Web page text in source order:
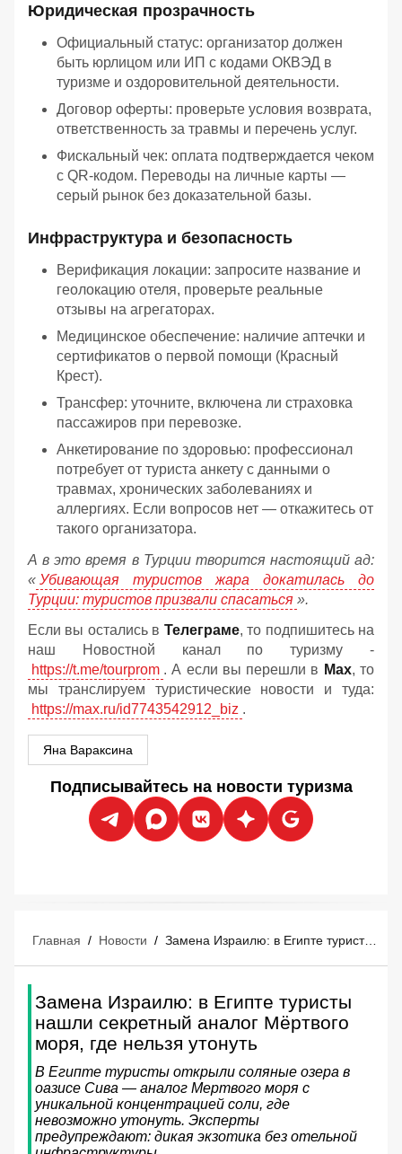
Юридическая прозрачность
Официальный статус: организатор должен
быть юрлицом или ИП с кодами ОКВЭД в
туризме и оздоровительной деятельности.
Договор оферты: проверьте условия возврата,
ответственность за травмы и перечень услуг.
Фискальный чек: оплата подтверждается чеком
с QR-кодом. Переводы на личные карты —
серый рынок без доказательной базы.
Инфраструктура и безопасность
Верификация локации: запросите название и
геолокацию отеля, проверьте реальные
отзывы на агрегаторах.
Медицинское обеспечение: наличие аптечки и
сертификатов о первой помощи (Красный
Крест).
Трансфер: уточните, включена ли страховка
пассажиров при перевозке.
Анкетирование по здоровью: профессионал
потребует от туриста анкету с данными о
травмах, хронических заболеваниях и
аллергиях. Если вопросов нет — откажитесь от
такого организатора.
А в это время в Турции творится настоящий ад:
« Убивающая туристов жара докатилась до
Турции: туристов призвали спасаться ».
Если вы остались в Телеграме, то подпишитесь на
наш Новостной канал по туризму -
https://t.me/tourprom . А если вы перешли в Мах, то
мы транслируем туристические новости и туда:
https://max.ru/id7743542912_biz .
Яна Вараксина
Подписывайтесь на новости туризма
Главная / Новости / Замена Израилю: в Египте туристы нашли секретный аналог Мёртвого моря, где нельзя утонуть
Замена Израилю: в Египте туристы
нашли секретный аналог Мёртвого
моря, где нельзя утонуть
В Египте туристы открыли соляные озера в
оазисе Сива — аналог Мертвого моря с
уникальной концентрацией соли, где
невозможно утонуть. Эксперты
предупреждают: дикая экзотика без отельной